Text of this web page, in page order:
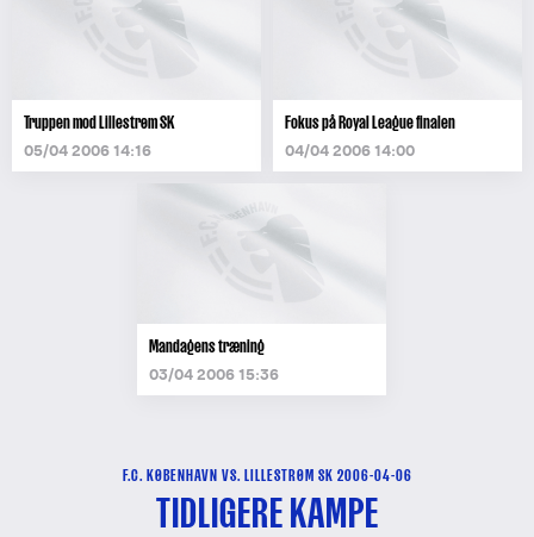
Truppen mod Lillestrøm SK
05/04 2006 14:16
Fokus på Royal League finalen
04/04 2006 14:00
Mandagens træning
03/04 2006 15:36
F.C. KØBENHAVN VS. LILLESTRØM SK 2006-04-06
TIDLIGERE KAMPE